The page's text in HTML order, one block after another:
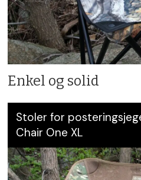
Enkel og solid
Stoler for
Chair One XL